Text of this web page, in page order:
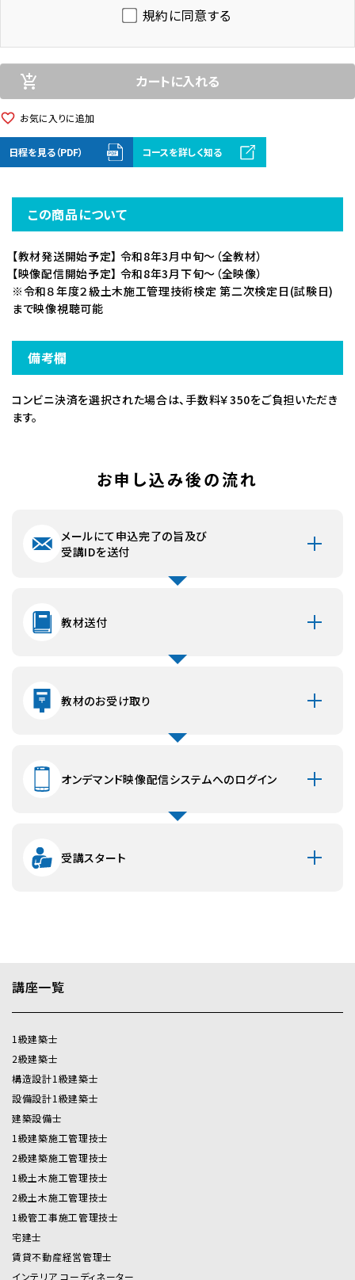
代表者： 佐藤 拓也
所在地： 東京都新宿区西新宿1-26-2
商品代金以外の必要料金
消費税、送料
在庫表示
各商品ごとに設定
品切れの場合にはサイト上に表示します。
ご入金完了確認後、原則、5営業日以内に一括して送付しま
ただし、講座によっては発送・配信時期がずれる場合、また
分納される場合がございます。
教材発送・映像配信については【講座の概要】の備考欄をご
確認ください。
す。
【銀行振込】
お申込み確認後に振込口座をご連絡いたします。
問い合わせフォームよりご連絡ください。返品方法をEメール
にてご連絡いたします。
交換返品は以下の場合に限らせていただきます。
・商品の不良
送料は当方で負担いたします。
・商品の間違い
注文した商品と種類等が違う商品が届いた場合。
※以下の場合による返品はお断りさせていただきます。
■ホームページ上の画像と実物の、若干のカラー・イメージ
映像配信講義の視聴環境について
手数料がかかりますので、予めご注意・ご了承いただきます
ようお願いします。
視聴環境は下記からご確認ください。
個人情報の取扱いに関して
当サイトが収集したお客様の個人情報は、厳重に管理し、無
断で第三者に提供することはございません。（法令等に基づ
く要請があった場合を除く）
第１条（確認）
情報並びに受講契約の内容を自己の責任において、理解・了承
したことを確認します。
当学院と受講申込者との受講契約に関しては、両者が別途合意
規約に同意する
add_shopping_cart カートに入れる
favorite_border お気に入りに追加
日程を見る（PDF） コースを詳しく知る
この商品について
【教材発送開始予定】 令和8年3月中旬～（全教材）
【映像配信開始予定】 令和8年3月下旬～（全映像）
※令和８年度２級土木施工管理技術検定 第二次検定日(試験日)
まで映像視聴可能
備考欄
コンビニ決済を選択された場合は、手数料￥350をご負担いただき
ます。
お申し込み後の流れ
メールにて申込完了の旨及び
受講IDを送付
教材送付
教材のお受け取り
オンデマンド映像配信システムへのログイン
受講スタート
講座一覧
1級建築士
2級建築士
構造設計1級建築士
設備設計1級建築士
建築設備士
1級建築施工管理技士
2級建築施工管理技士
1級土木施工管理技士
2級土木施工管理技士
1級管工事施工管理技士
宅建士
賃貸不動産経営管理士
インテリア コーディネーター